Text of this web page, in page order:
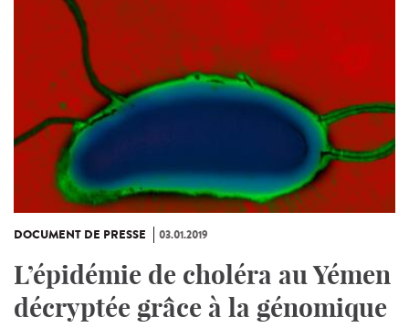
DOCUMENT DE PRESSE 03.01.2019
L’épidémie de choléra au Yémen
décryptée grâce à la génomique